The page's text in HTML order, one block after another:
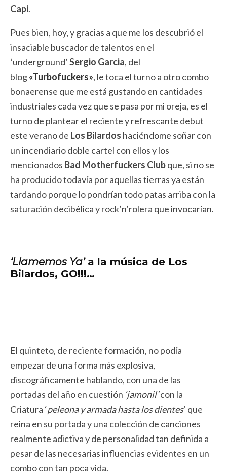
Capi.
Pues bien, hoy, y gracias a que me los descubrió el
insaciable buscador de talentos en el
‘underground’Sergio Garcia, del
blog«Turbofuckers», le toca el turno a otro combo
bonaerense que me está gustando en cantidades
industriales cada vez que se pasa por mi oreja, es el
turno de plantear el reciente y refrescante debut
este verano de Los Bilardos haciéndome soñar con
un incendiario doble cartel con ellos y los
mencionados Bad Motherfuckers Clubque, si no se
ha producido todavía por aquellas tierras ya están
tardando porque lo pondrían todo patas arriba con la
saturación decibélica y rock’n’rolera que invocarían.
‘Llamemos Ya’a la música de Los
Bilardos, GO!!!…
El quinteto, de reciente formación, no podía
empezar de una forma más explosiva,
discográficamente hablando, con una de las
portadas del año en cuestión ‘jamonil’con la
Criatura ‘peleona y armada hasta los dientes‘ que
reina en su portada y una colección de canciones
realmente adictiva y de personalidad tan definida a
pesar de las necesarias influencias evidentes en un
combo con tan poca vida.